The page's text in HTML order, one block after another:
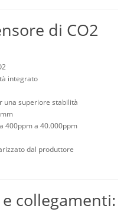
di CO2
integrato
una superiore stabilità
400ppm a 40.000ppm
dal produttore
collegamenti: